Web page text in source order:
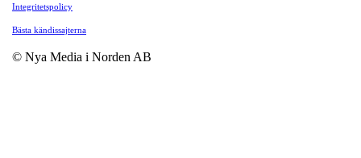
Integritetspolicy
Bästa kändissajterna
© Nya Media i Norden AB